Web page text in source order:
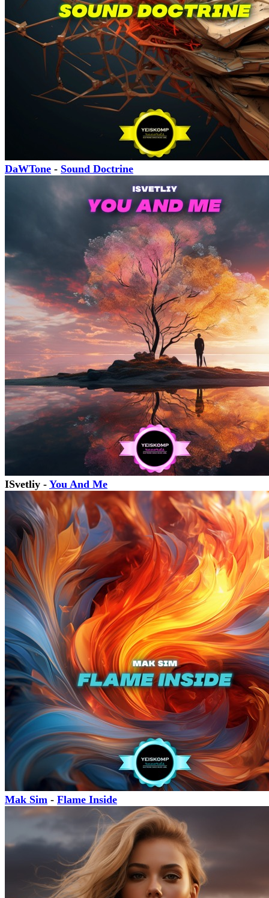
DaWTone - Sound Doctrine
ISvetliy - You And Me
Mak Sim - Flame Inside